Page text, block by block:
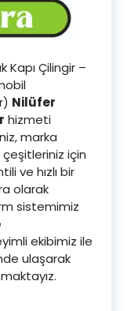
Kapı Çilingir –
Nilüfer
hizmeti
marka
için
ve hızlı bir
olarak
sistemimiz
ekibimiz ile
ulaşarak